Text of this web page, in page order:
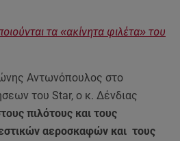
τα «ακίνητα φιλέτα» του
Αντωνόπουλος στο
του Star, ο κ. Δένδιας
πιλότους και τους
αεροσκαφών και τους